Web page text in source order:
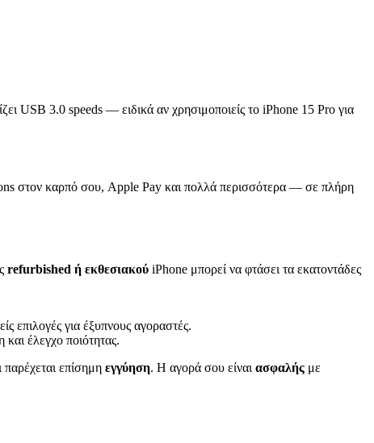
USB 3.0 speeds — ειδικά αν χρησιμοποιείς το iPhone 15 Pro για
στον καρπό σου, Apple Pay και πολλά περισσότερα — σε πλήρη
refurbished ή εκθεσιακού iPhone μπορεί να φτάσει τα εκατοντάδες
επιλογές για έξυπνους αγοραστές.
έλεγχο ποιότητας.
παρέχεται επίσημη εγγύηση. Η αγορά σου είναι ασφαλής με